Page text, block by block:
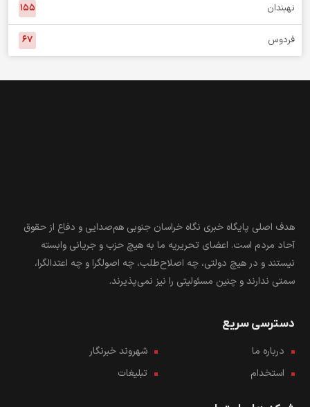
نهبندان ۱۵۵
فردوس ۶۷
نیستند و در هیچ دولتی، چه اصلاح‌طلب، چه اصولگرا و چه اعتدالگرا،
سمتی ندارند و چنین مسئولیتی را نیز نمی‌پذیرند.
درباره ما
استخدام
شبکه های اجتماعی